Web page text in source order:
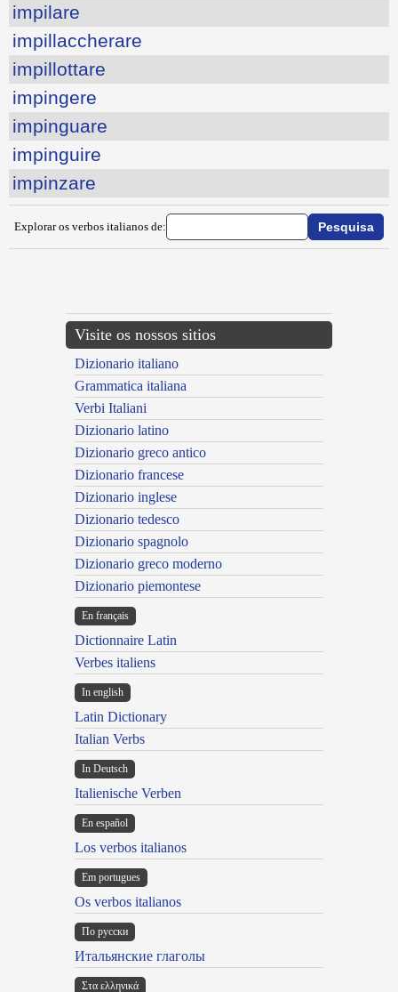
impilare
impillaccherare
impillottare
impingere
impinguare
impinguire
impinzare
Explorar os verbos italianos de:
Visite os nossos sitios
Dizionario italiano
Grammatica italiana
Verbi Italiani
Dizionario latino
Dizionario greco antico
Dizionario francese
Dizionario inglese
Dizionario tedesco
Dizionario spagnolo
Dizionario greco moderno
Dizionario piemontese
En français
Dictionnaire Latin
Verbes italiens
In english
Latin Dictionary
Italian Verbs
In Deutsch
Italienische Verben
En español
Los verbos italianos
Em portugues
Os verbos italianos
По русски
Итальянские глаголы
Στα ελληνικά